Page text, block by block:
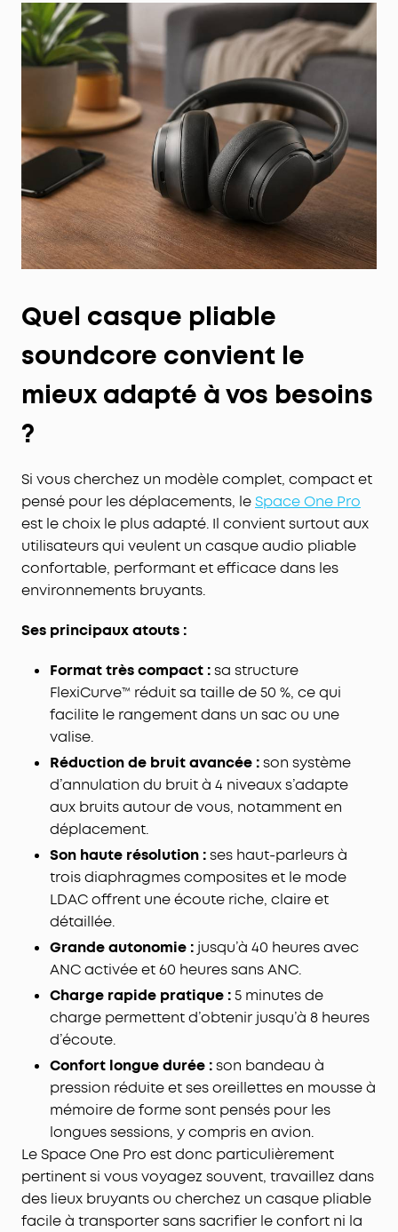
Quel casque pliable
soundcore convient le
mieux adapté à vos besoins
?
Si vous cherchez un modèle complet, compact et
pensé pour les déplacements, le Space One Pro
est le choix le plus adapté. Il convient surtout aux
utilisateurs qui veulent un casque audio pliable
confortable, performant et efficace dans les
environnements bruyants.
Ses principaux atouts :
Format très compact :sa structure
FlexiCurve™ réduit sa taille de 50 %, ce qui
facilite le rangement dans un sac ou une
valise.
Réduction de bruit avancée :son système
d’annulation du bruit à 4 niveaux s’adapte
aux bruits autour de vous, notamment en
déplacement.
Son haute résolution :ses haut-parleurs à
trois diaphragmes composites et le mode
LDAC offrent une écoute riche, claire et
détaillée.
Grande autonomie : jusqu’à 40 heures avec
ANC activée et 60 heures sans ANC.
Charge rapide pratique :5 minutes de
charge permettent d’obtenir jusqu’à 8 heures
d’écoute.
Confort longue durée :son bandeau à
pression réduite et ses oreillettes en mousse à
mémoire de forme sont pensés pour les
longues sessions, y compris en avion.
Le Space One Pro est donc particulièrement
pertinent si vous voyagez souvent, travaillez dans
des lieux bruyants ou cherchez un casque pliable
facile à transporter sans sacrifier le confort ni la